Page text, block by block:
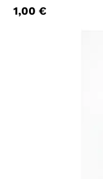
1,00€